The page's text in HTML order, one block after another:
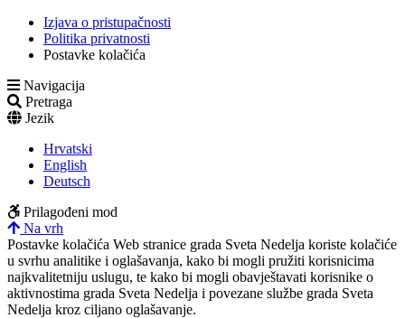
Izjava o pristupačnosti
Politika privatnosti
Postavke kolačića
Navigacija
Pretraga
Jezik
Hrvatski
English
Deutsch
Prilagođeni mod
Na vrh
Postavke kolačića Web stranice grada Sveta Nedelja koriste kolačiće
u svrhu analitike i oglašavanja, kako bi mogli pružiti korisnicima
najkvalitetniju uslugu, te kako bi mogli obavještavati korisnike o
aktivnostima grada Sveta Nedelja i povezane službe grada Sveta
Nedelja kroz ciljano oglašavanje.